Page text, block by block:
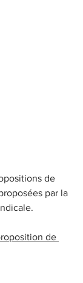
de
par la
de